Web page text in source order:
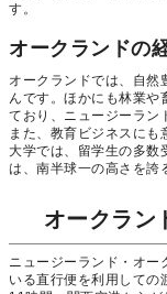
す。
オークランドの
オークランドでは、自然
んです。ほかにも林業や
ており、ニュージーラン
また、教育ビジネスにも
大学では、留学生の多数
は、南半球一の高さを誇
オークラン
ニュージーランド・オー
いる直行便を利用しての